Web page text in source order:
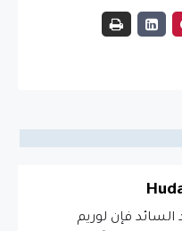
السائد فإن لوريم